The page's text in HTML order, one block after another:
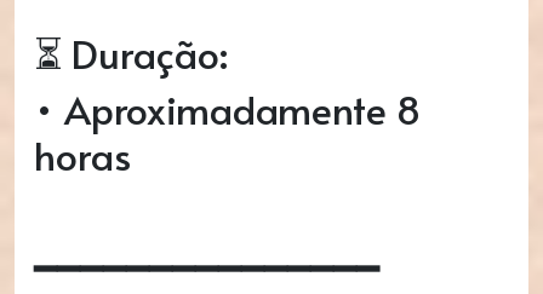
⏳ Duração:
• Aproximadamente 8
horas
━━━━━━━━━━━━━━━